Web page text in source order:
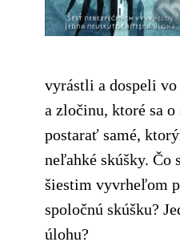
vyrástli a dospeli
a zločinu, ktoré sa o
postarať samé,
neľahké skúšky. Čo
šiestim vyvrheľom
spoločnú skúšku?
úlohu?